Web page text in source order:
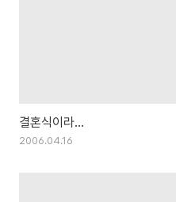
결혼식이라...
2006.04.16